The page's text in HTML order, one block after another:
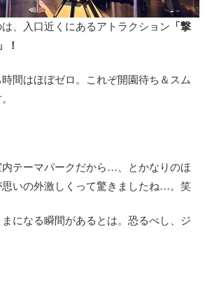
、入口近くにあるアトラクション 「撃
！
間はほぼゼロ。これぞ開園待ち＆スム
テーマパークだから…、とかなりのほ
いの外激しくって驚きましたね…。笑
になる瞬間があるとは。恐るべし、ジ